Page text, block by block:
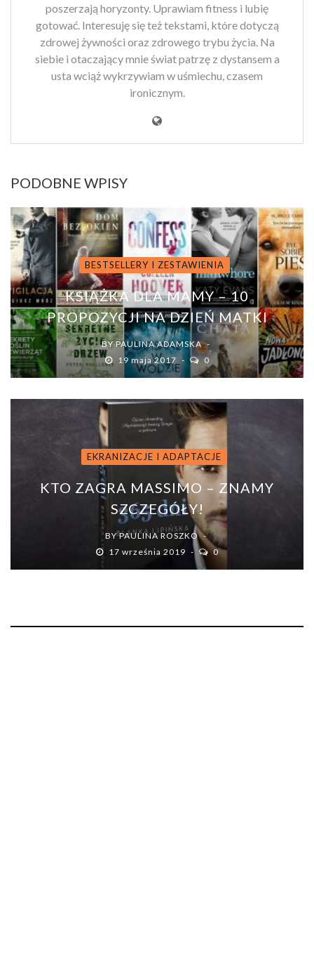
poszerzają horyzonty. Uprawiam fitness i lubię
gotować. Interesuję się też tekstami, które dotyczą
zdrowej żywności oraz zdrowego trybu życia. Na
siebie i otaczający mnie świat patrzę z dystansem a
usta wciąż wykrzywiam w uśmiechu, czasem
ironicznym.
PODOBNE WPISY
BESTSELLERY I ZESTAWIENIA
KSIĄŻKA DLA MAMY – 10
PROPOZYCJI NA DZIEŃ MATKI
BYPAULINA ADAMSKA
19 maja 2017
0
EKRANIZACJE I ADAPTACJE
KTO ZAGRA MASSIMO – ZNAMY
SZCZEGÓŁY!
BYPAULINA ROSZKO
17 września 2019
0